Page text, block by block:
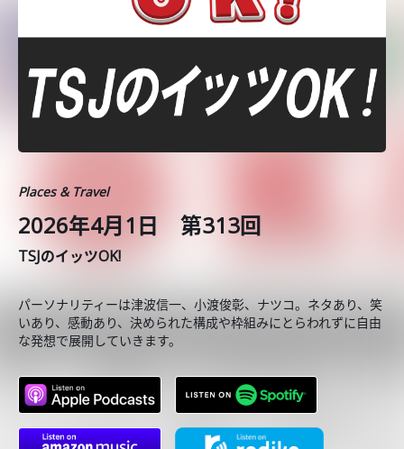
Places & Travel
2026年4月1日 第313回
TSJのイッツOK!
パーソナリティーは津波信一、小渡俊彰、ナツコ。ネタあり、笑
いあり、感動あり、決められた構成や枠組みにとらわれずに自由
な発想で展開していきます。